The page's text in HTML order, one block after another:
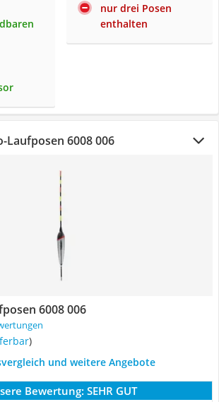
nur drei Posen
enthalten
Laufposen 6008 006
6008 006
)
und weitere Angebote
Bewertung: SEHR GUT